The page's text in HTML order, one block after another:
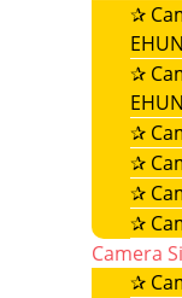
✰
EHUN
✰
EHUN
✰
✰
✰
✰
Camera
✰